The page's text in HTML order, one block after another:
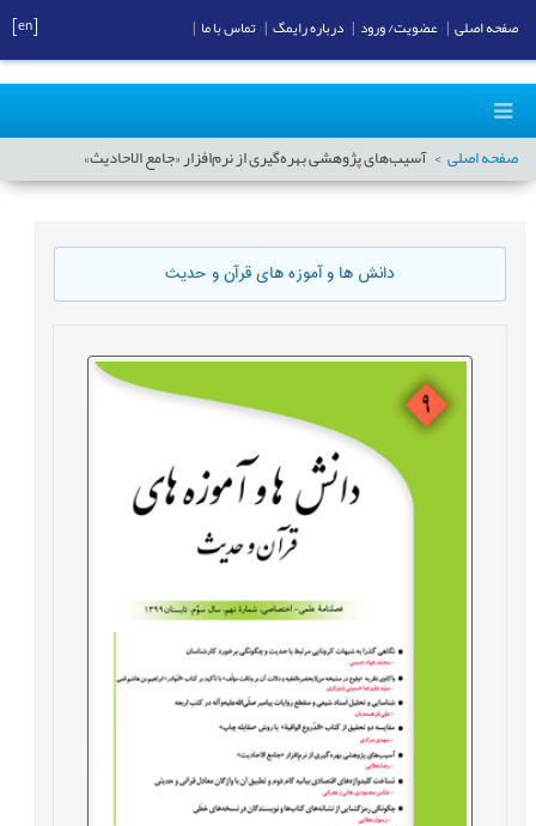
صفحه اصلی آسیب‌‌های پژوهشی بهره‌گیری از نرم‌افزار «جامع الاحادیث»
دانش ها و آموزه های قرآن و حدیث
صفحه اصلی عضویت/ ورود درباره رایمگ تماس با ما